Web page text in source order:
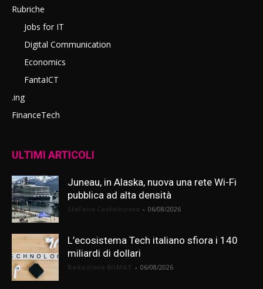
Rubriche
Jobs for IT
Digital Communication
Economics
FantaICT
.ing
FinanceTech
ULTIMI ARTICOLI
Juneau, in Alaska, nuova una rete Wi-Fi
pubblica ad alta densità
- 06/08/2026
L’ecosistema Tech italiano sfiora i 140
miliardi di dollari
- 06/08/2026